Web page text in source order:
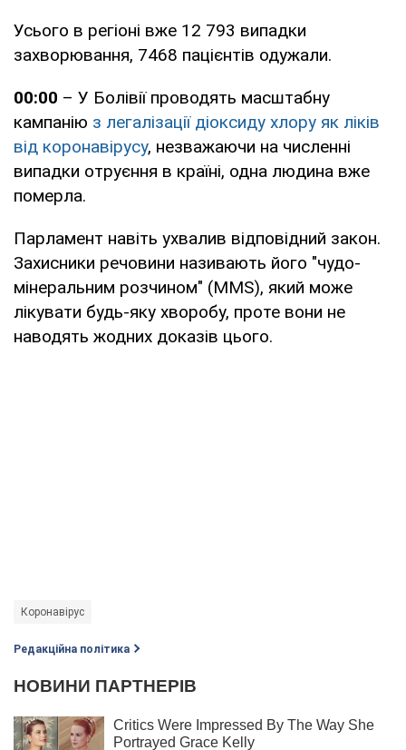
Усього в регіоні вже 12 793 випадки
захворювання, 7468 пацієнтів одужали.
00:00 – У Болівії проводять масштабну
кампанію з легалізації діоксиду хлору як ліків
від коронавірусу, незважаючи на численні
випадки отруєння в країні, одна людина вже
померла.
Парламент навіть ухвалив відповідний закон.
Захисники речовини називають його "чудо-
мінеральним розчином" (MMS), який може
лікувати будь-яку хворобу, проте вони не
наводять жодних доказів цього.
Коронавірус
Редакційна політика